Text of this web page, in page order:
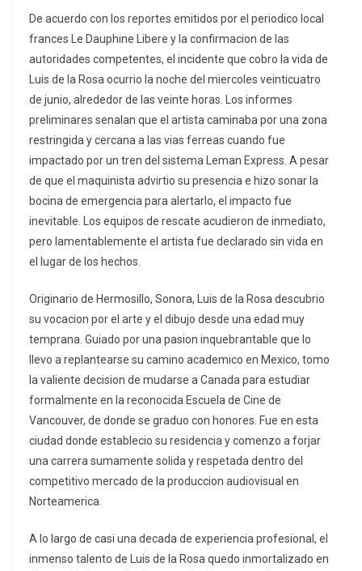
De acuerdo con los reportes emitidos por el periodico local
frances Le Dauphine Libere y la confirmacion de las
autoridades competentes, el incidente que cobro la vida de
Luis de la Rosa ocurrio la noche del miercoles veinticuatro
de junio, alrededor de las veinte horas. Los informes
preliminares senalan que el artista caminaba por una zona
restringida y cercana a las vias ferreas cuando fue
impactado por un tren del sistema Leman Express. A pesar
de que el maquinista advirtio su presencia e hizo sonar la
bocina de emergencia para alertarlo, el impacto fue
inevitable. Los equipos de rescate acudieron de inmediato,
pero lamentablemente el artista fue declarado sin vida en
el lugar de los hechos.
Originario de Hermosillo, Sonora, Luis de la Rosa descubrio
su vocacion por el arte y el dibujo desde una edad muy
temprana. Guiado por una pasion inquebrantable que lo
llevo a replantearse su camino academico en Mexico, tomo
la valiente decision de mudarse a Canada para estudiar
formalmente en la reconocida Escuela de Cine de
Vancouver, de donde se graduo con honores. Fue en esta
ciudad donde establecio su residencia y comenzo a forjar
una carrera sumamente solida y respetada dentro del
competitivo mercado de la produccion audiovisual en
Norteamerica.
A lo largo de casi una decada de experiencia profesional, el
inmenso talento de Luis de la Rosa quedo inmortalizado en